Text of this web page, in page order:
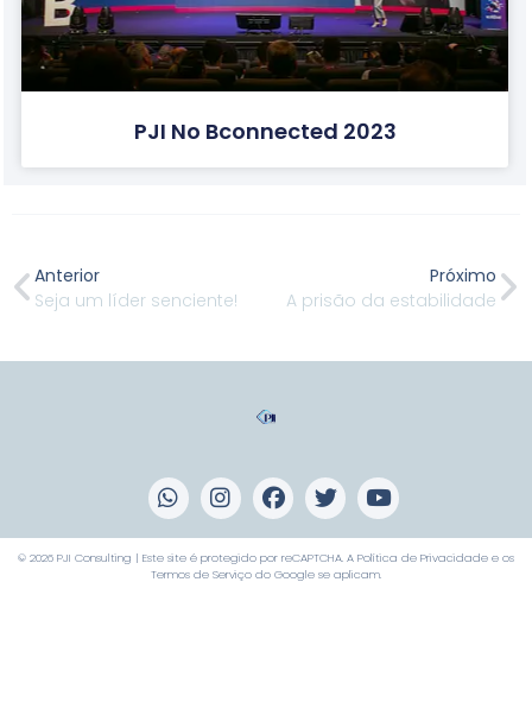
PJI No Bconnected 2023
Anterior
Seja um líder senciente!
Próximo
A prisão da estabilidade
© 2026 PJI Consulting | Este site é protegido por reCAPTCHA. A Política de Privacidade e os
Termos de Serviço do Google se aplicam.